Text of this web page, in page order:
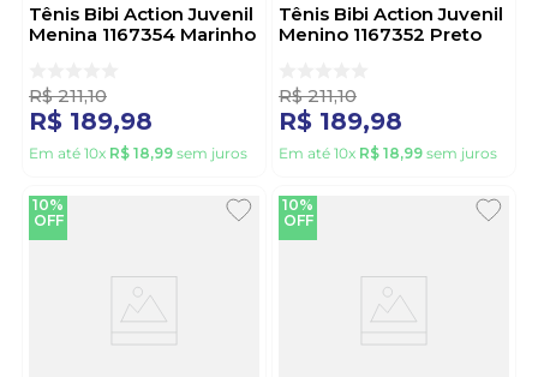
Tênis Bibi Action Juvenil
Menina 1167354 Marinho
R$ 211,10
R$ 189,98
Em até 10x R$ 18,99 sem juros
Tênis Bibi Action Juvenil
Menino 1167352 Preto
R$ 211,10
R$ 189,98
Em até 10x R$ 18,99 sem juros
10%
OFF
10%
OFF